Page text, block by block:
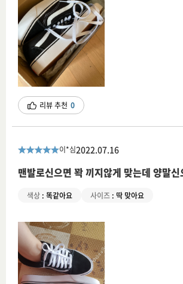
리뷰 추천 0
이*심2022.07.16
맨발로신으면 꽉 끼지않게 맞는데 양말
색상 : 똑같아요 사이즈 : 딱 맞아요